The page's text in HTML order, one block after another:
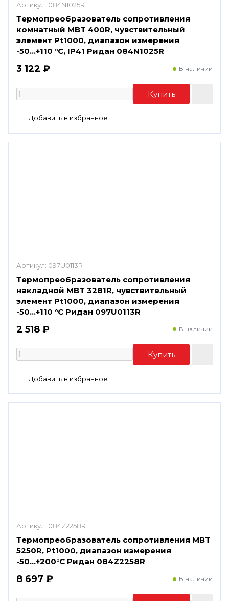
Артикул: 084N1025R
Термопреобразователь сопротивления
комнатный MBT 400R, чувствительный
элемент Pt1000, диапазон измерения
-50...+110 °С, IP41 Ридан 084N1025R
3 122 ₽ В наличии
Артикул: 097U0113R
Термопреобразователь сопротивления
накладной MBT 3281R, чувствительный
элемент Pt1000, диапазон измерения
-50...+110 °С Ридан 097U0113R
2 518 ₽ В наличии
Артикул: 084Z2258R
Термопреобразователь сопротивления MBT
5250R, Pt1000, диапазон измерения
-50...+200°С Ридан 084Z2258R
8 697 ₽ В наличии